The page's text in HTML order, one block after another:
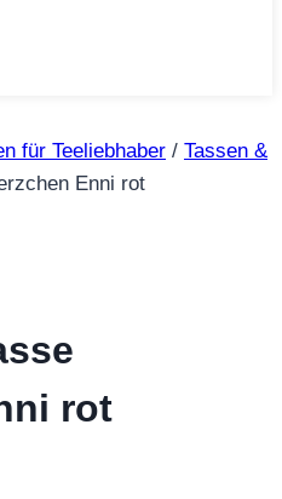
für Teeliebhaber / Tassen &
Enni rot
rot